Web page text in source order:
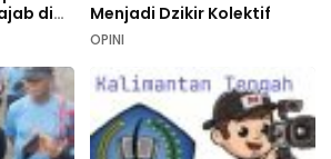
di
Menjadi Dzikir Kolektif
OPINI